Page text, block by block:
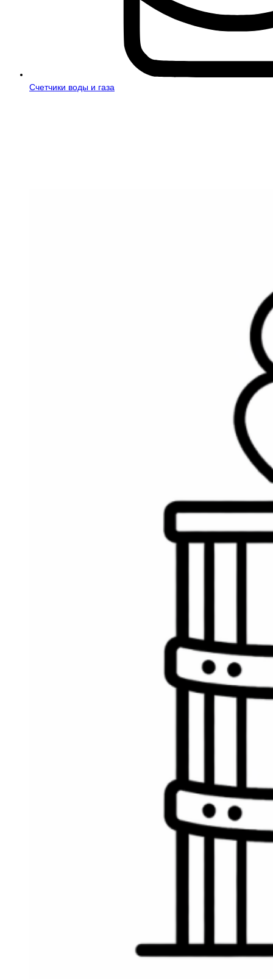
Счетчики воды и газа